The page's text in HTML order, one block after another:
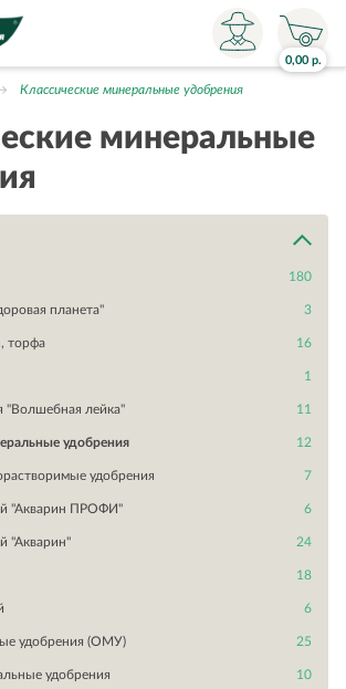
0,00р.
Классические минеральные удобрения
минеральные
180
планета" 3
торфа 16
1
"Волшебная лейка" 11
удобрения 12
удобрения 7
"Акварин ПРОФИ" 6
"Акварин" 24
18
6
удобрения (ОМУ) 25
удобрения 10